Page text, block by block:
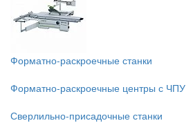
Форматно-раскроечные станки
Форматно-раскроечные центры с ЧПУ
Сверлильно-присадочные станки